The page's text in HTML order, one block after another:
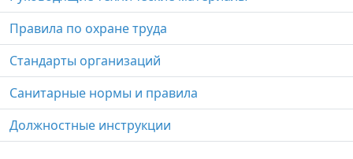
Правила по охране труда
Стандарты организаций
Санитарные нормы и правила
Должностные инструкции